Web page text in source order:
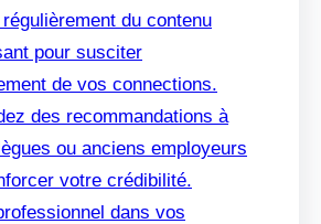
du contenu
pour susciter
de vos connections.
des recommandations à
ou anciens employeurs
votre crédibilité.
dans vos